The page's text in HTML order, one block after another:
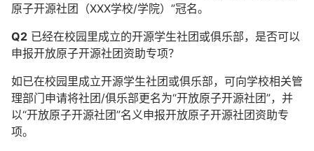
原子开源社团（XXX学校/学院）”冠名。
Q2 已经在校园里成立的开源学生社团或俱乐部，是否可以
申报开放原子开源社团资助专项？
如已在校园里成立开源学生社团或俱乐部，可向学校相关管
理部门申请将社团/俱乐部更名为“开放原子开源社团”，并
以“开放原子开源社团”名义申报开放原子开源社团资助专
项。